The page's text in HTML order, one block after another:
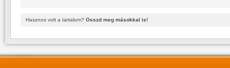
Hasznos volt a tartalom? Osszd meg másokkal is!